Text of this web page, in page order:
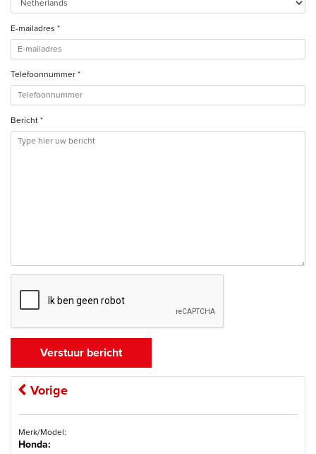
E-mailadres *
Telefoonnummer *
Bericht *
Vorige
Merk/Model:
Honda: